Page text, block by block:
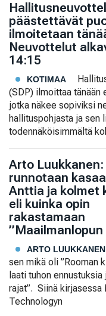
päästettävät
ilmoitetaan
Neuvottelut
14:15
KOTIMAA
(SDP) ilmoittaa tänään
jotka näkee sopiviksi
hallituspohjasta ja sen
todennäköisimmältä
Arto
runnotaan
Anttia ja kolmet
eli kuinka opin
rakastamaan
ARTO LUUKKANEN
sen mikä oli ”Rooman
laati tuhon
rajat”. Siinä
Technologyn